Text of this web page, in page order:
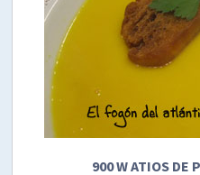
900 W ATIOS DE